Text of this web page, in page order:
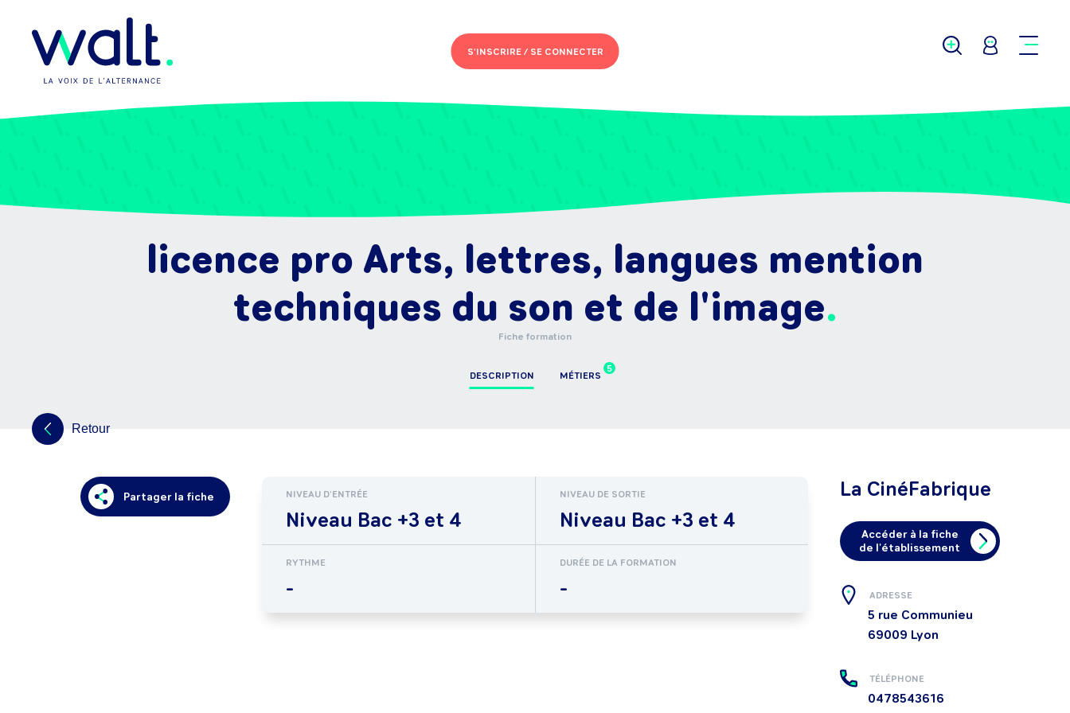
S'INSCRIRE /SE CONNECTER
licence pro Arts, lettres, langues mention
techniques du son et de l'image
Fiche formation
DESCRIPTION
5
MÉTIERS
Retour
Partager la fiche NIVEAU D'ENTRÉE
Niveau Bac +3 et 4
NIVEAU DE SORTIE
Niveau Bac +3 et 4
RYTHME
-
DURÉE DE LA FORMATION
-
La CinéFabrique
Accéder à la fiche
de l'établissement
ADRESSE
5 rue Communieu
69009 Lyon
TÉLÉPHONE
0478543616